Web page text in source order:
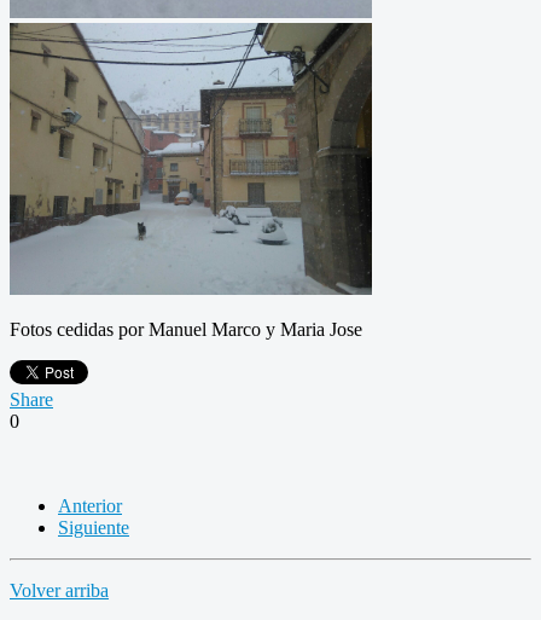
Fotos cedidas por Manuel Marco y Maria Jose
Share
0
Anterior
Siguiente
Volver arriba